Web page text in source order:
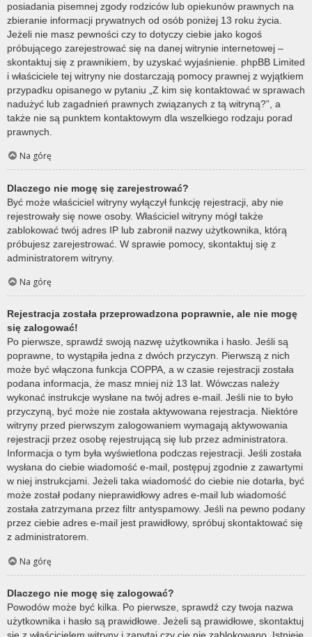
posiadania pisemnej zgody rodziców lub opiekunów prawnych na
zbieranie informacji prywatnych od osób poniżej 13 roku życia.
Jeżeli nie masz pewności czy to dotyczy ciebie jako kogoś
próbującego zarejestrować się na danej witrynie internetowej –
skontaktuj się z prawnikiem, by uzyskać wyjaśnienie. phpBB Limited
i właściciele tej witryny nie dostarczają pomocy prawnej z wyjątkiem
przypadku opisanego w pytaniu „Z kim się kontaktować w sprawach
nadużyć lub zagadnień prawnych związanych z tą witryną?”, a
także nie są punktem kontaktowym dla wszelkiego rodzaju porad
prawnych.
Na górę
Dlaczego nie mogę się zarejestrować?
Być może właściciel witryny wyłączył funkcję rejestracji, aby nie
rejestrowały się nowe osoby. Właściciel witryny mógł także
zablokować twój adres IP lub zabronił nazwy użytkownika, którą
próbujesz zarejestrować. W sprawie pomocy, skontaktuj się z
administratorem witryny.
Na górę
Rejestracja została przeprowadzona poprawnie, ale nie mogę
się zalogować!
Po pierwsze, sprawdź swoją nazwę użytkownika i hasło. Jeśli są
poprawne, to wystąpiła jedna z dwóch przyczyn. Pierwszą z nich
może być włączona funkcja COPPA, a w czasie rejestracji została
podana informacja, że masz mniej niż 13 lat. Wówczas należy
wykonać instrukcje wysłane na twój adres e-mail. Jeśli nie to było
przyczyną, być może nie została aktywowana rejestracja. Niektóre
witryny przed pierwszym zalogowaniem wymagają aktywowania
rejestracji przez osobę rejestrującą się lub przez administratora.
Informacja o tym była wyświetlona podczas rejestracji. Jeśli została
wysłana do ciebie wiadomość e-mail, postępuj zgodnie z zawartymi
w niej instrukcjami. Jeżeli taka wiadomość do ciebie nie dotarła, być
może został podany nieprawidłowy adres e-mail lub wiadomość
została zatrzymana przez filtr antyspamowy. Jeśli na pewno podany
przez ciebie adres e-mail jest prawidłowy, spróbuj skontaktować się
z administratorem.
Na górę
Dlaczego nie mogę się zalogować?
Powodów może być kilka. Po pierwsze, sprawdź czy twoja nazwa
użytkownika i hasło są prawidłowe. Jeżeli są prawidłowe, skontaktuj